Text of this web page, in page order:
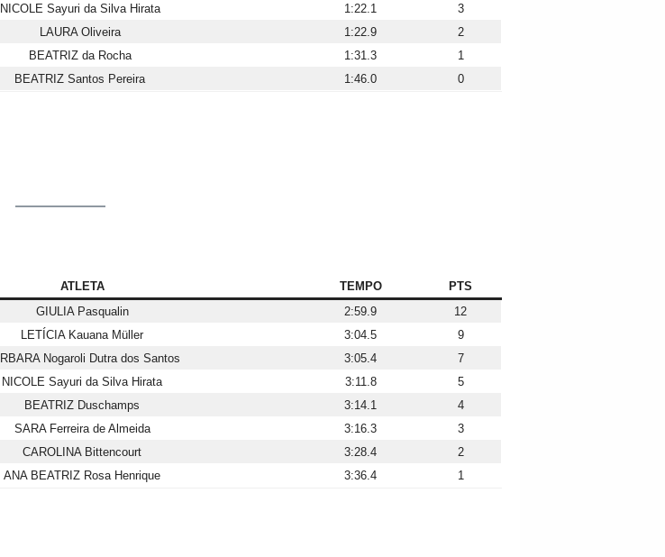
NICOLE Sayuri da Silva Hirata 1:22.1
3
LAURA Oliveira 1:22.9
2
BEATRIZ da Rocha 1:31.3
1
BEATRIZ Santos Pereira 1:46.0
0
ATLETA TEMPO
PTS
GIULIA Pasqualin 2:59.9
12
LETÍCIA Kauana Müller 3:04.5
9
Nogaroli Dutra dos Santos 3:05.4
7
NICOLE Sayuri da Silva Hirata 3:11.8
5
BEATRIZ Duschamps 3:14.1
4
SARA Ferreira de Almeida 3:16.3
3
CAROLINA Bittencourt 3:28.4
2
ANA BEATRIZ Rosa Henrique 3:36.4
1